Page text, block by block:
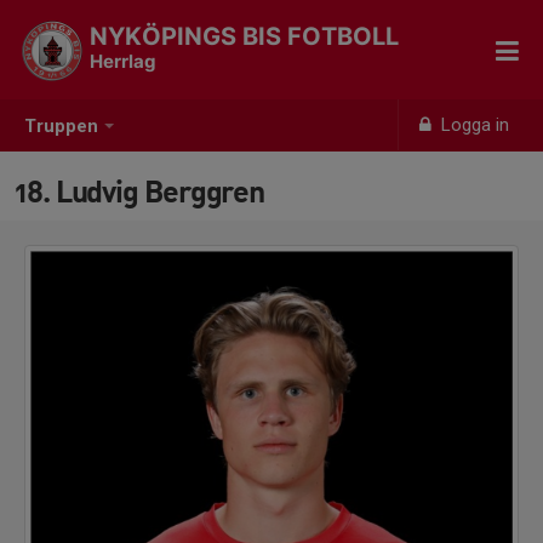
Truppen Logga in
NYKÖPINGS BIS FOTBOLL
Herrlag
18. Ludvig Berggren